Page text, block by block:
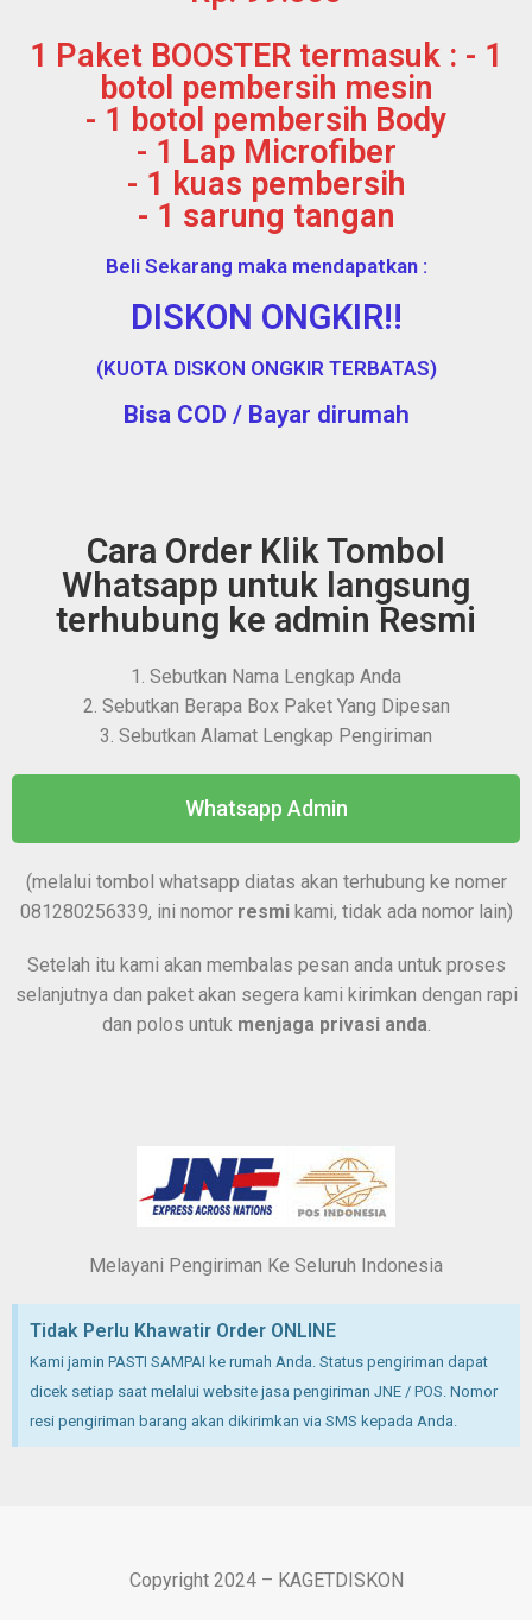
1 Paket BOOSTER termasuk : - 1
botol pembersih mesin
- 1 botol pembersih Body
- 1 Lap Microfiber
- 1 kuas pembersih
- 1 sarung tangan
Beli Sekarang maka mendapatkan :
DISKON ONGKIR!!
(KUOTA DISKON ONGKIR TERBATAS)
Bisa COD / Bayar dirumah
Cara Order Klik Tombol
Whatsapp untuk langsung
terhubung ke admin Resmi
1. Sebutkan Nama Lengkap Anda
2. Sebutkan Berapa Box Paket Yang Dipesan
3. Sebutkan Alamat Lengkap Pengiriman
Whatsapp Admin
(melalui tombol whatsapp diatas akan terhubung ke nomer
081280256339, ini nomor resmikami, tidak ada nomor lain)
Setelah itu kami akan membalas pesan anda untuk proses
selanjutnya dan paket akan segera kami kirimkan dengan rapi
dan polos untuk menjaga privasi anda.
Melayani Pengiriman Ke Seluruh Indonesia
Tidak Perlu Khawatir Order ONLINE
Kami jamin PASTI SAMPAI ke rumah Anda. Status pengiriman dapat
dicek setiap saat melalui website jasa pengiriman JNE / POS. Nomor
resi pengiriman barang akan dikirimkan via SMS kepada Anda.
Copyright 2024 – KAGETDISKON